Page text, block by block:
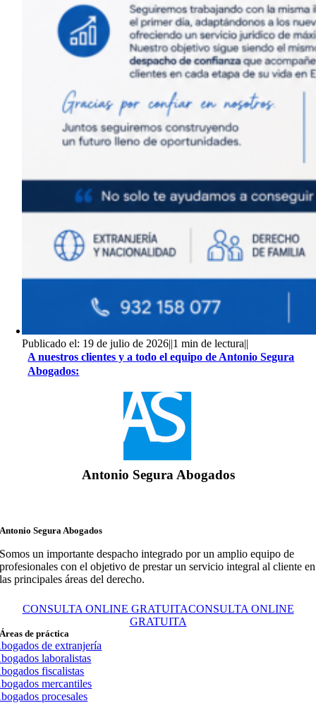
Publicado el: 19 de julio de 2026||1 min de lectura||
A nuestros clientes y a todo el equipo de Antonio Segura
Abogados:
Antonio Segura Abogados
Antonio Segura Abogados
Somos un importante despacho integrado por un amplio equipo de
profesionales con el objetivo de prestar un servicio integral al cliente en
las principales áreas del derecho.
CONSULTA ONLINE GRATUITACONSULTA ONLINE
GRATUITA
Áreas de práctica
de extranjería
laboralistas
fiscalistas
mercantiles
procesales